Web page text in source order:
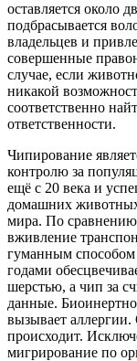
оставляется около
подбрасывается
владельцев и
совершенные
случае, если
никакой
соответственно
ответственности.
Чипирование
контролю за
ещё с 20 века и
домашних
мира. По
вживление
гуманным
годами
шерстью, а чип за
данные.
вызывает
происходит.
мигрирование по